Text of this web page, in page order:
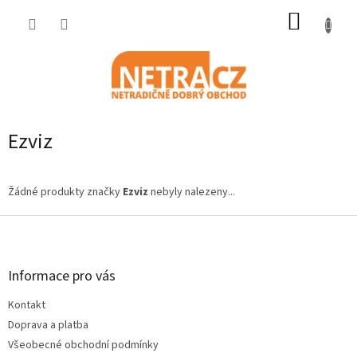
Ezviz
Žádné produkty značky Ezviz nebyly nalezeny...
Z
Informace pro vás
Kontakt
Doprava a platba
Všeobecné obchodní podmínky